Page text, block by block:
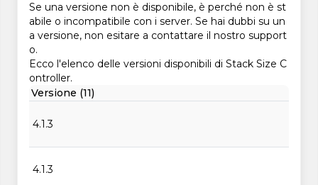
Se una versione non è disponibile, è perché non è st
abile o incompatibile con i server. Se hai dubbi su un
a versione, non esitare a contattare il nostro support
o.
Ecco l'elenco delle versioni disponibili di Stack Size C
ontroller.
Versione (11)
4.1.3
4.1.3